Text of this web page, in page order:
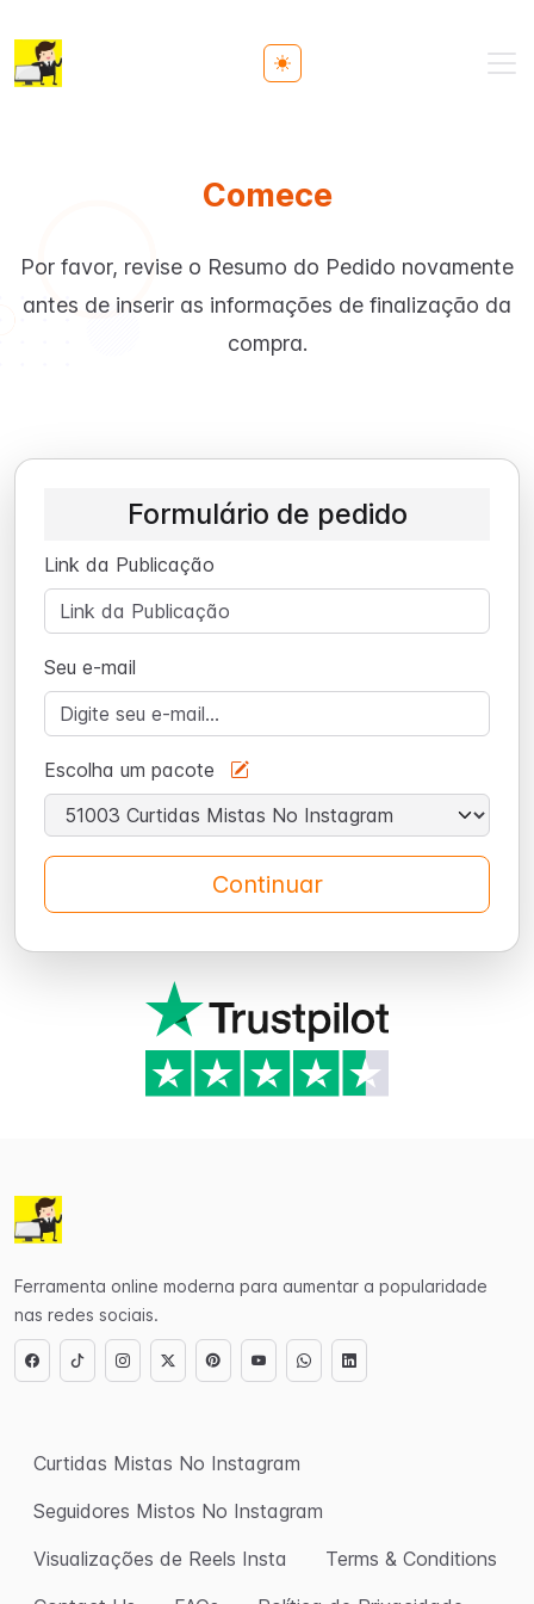
Toggle theme
Comece
Por favor, revise o Resumo do Pedido novamente
antes de inserir as informações de finalização da
compra.
Formulário de pedido
Link da Publicação
Seu e-mail
Escolha um pacote
Continuar
Ferramenta online moderna para aumentar a popularidade
nas redes sociais.
Curtidas Mistas No Instagram
Seguidores Mistos No Instagram
Visualizações de Reels Insta
Terms & Conditions